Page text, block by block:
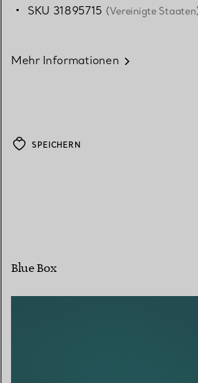
SKU 31895715 (Vereinigte
Mehr Informationen
SPEICHERN
Blue Box